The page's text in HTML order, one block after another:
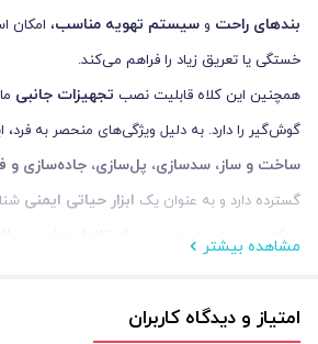
گسترده دارد و به عنوان یکابزار حیاتی ایمنی
هنگام خرید، توجه به داشتناستانداردهای
ضربه، راحتی استفاده و امکان تهویه و نصب
زیادی دارد. سرمایه‌گذاری رویکلاه ایمنی فول
سلامتی و ایمنی کارگران است و قیمت آن بسته
متفاوت است، بنابراین بررسی دقیق قبل از خرید
مشخصات فنی و ویژگی ظاهری
مشاهده بیشتر
امتیاز و دیدگاه کاربران
تنها کاربران عضو می توانند بررسی
اگر این محصول را قبلا از فروشگاه خریده باشید،
ثبت خواهد شد. همچنین در صورت تمایل